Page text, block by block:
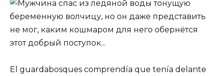
El guardabosques comprendía que tenía delante